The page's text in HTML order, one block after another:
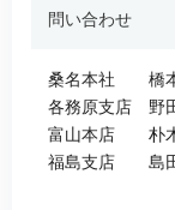
問い合わせ
桑名本社 橋
各務原支店 野
富山本店 朴
福島支店 島